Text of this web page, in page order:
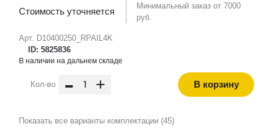
Арт. D10400250_RPAIL4K
ID: 5825836
Стоимость уточняется
Минимальный заказ от 7000
руб.
В наличии на дальнем складе
Кол-во - + В корзину
Показать все варианты комплектации (45)